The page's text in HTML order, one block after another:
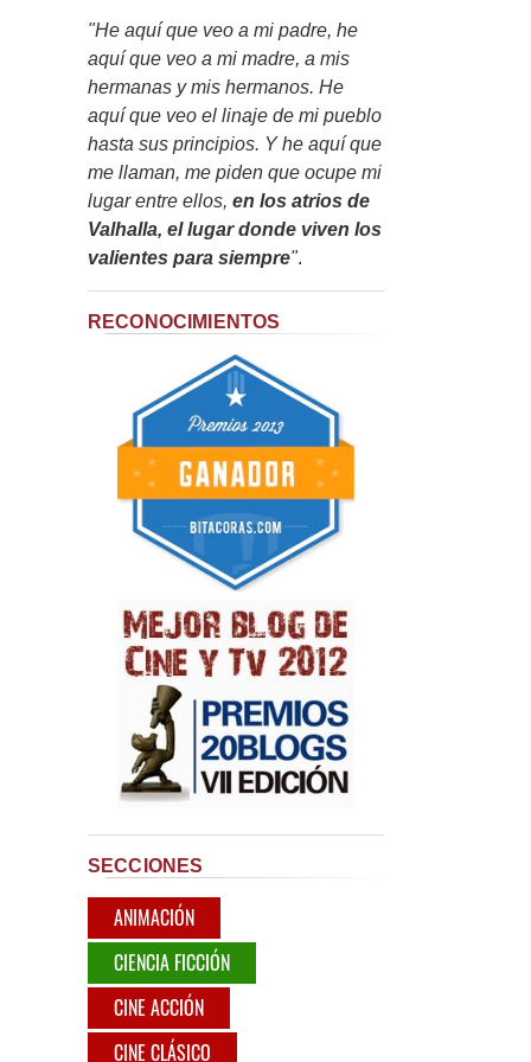
"He aquí que veo a mi padre, he
aquí que veo a mi madre, a mis
hermanas y mis hermanos. He
aquí que veo el linaje de mi pueblo
hasta sus principios. Y he aquí que
me llaman, me piden que ocupe mi
lugar entre ellos, en los atrios de
Valhalla, el lugar donde viven los
valientes para siempre".
RECONOCIMIENTOS
SECCIONES
ANIMACIÓN
CIENCIA FICCIÓN
CINE ACCIÓN
CINE CLÁSICO